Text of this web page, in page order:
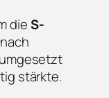
dieS-
stärkte.